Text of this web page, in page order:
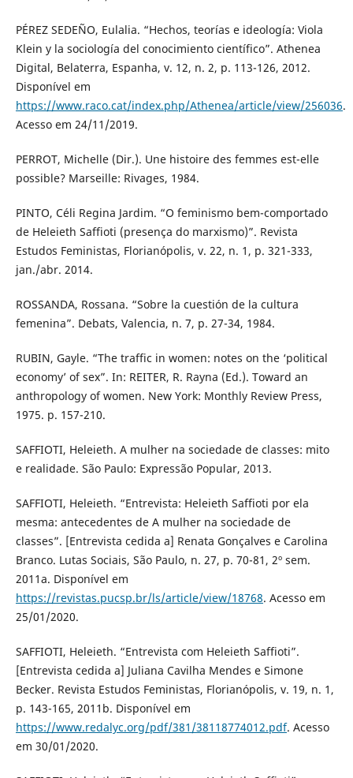
PÉREZ SEDEÑO, Eulalia. “Hechos, teorías e ideología: Viola
Klein y la sociología del conocimiento científico”. Athenea
Digital, Belaterra, Espanha, v. 12, n. 2, p. 113-126, 2012.
Disponível em
https://www.raco.cat/index.php/Athenea/article/view/256036.
Acesso em 24/11/2019.
PERROT, Michelle (Dir.). Une histoire des femmes est-elle
possible? Marseille: Rivages, 1984.
PINTO, Céli Regina Jardim. “O feminismo bem-comportado
de Heleieth Saffioti (presença do marxismo)”. Revista
Estudos Feministas, Florianópolis, v. 22, n. 1, p. 321-333,
jan./abr. 2014.
ROSSANDA, Rossana. “Sobre la cuestión de la cultura
femenina”. Debats, Valencia, n. 7, p. 27-34, 1984.
RUBIN, Gayle. “The traffic in women: notes on the ‘political
economy’ of sex”. In: REITER, R. Rayna (Ed.). Toward an
anthropology of women. New York: Monthly Review Press,
1975. p. 157-210.
SAFFIOTI, Heleieth. A mulher na sociedade de classes: mito
e realidade. São Paulo: Expressão Popular, 2013.
SAFFIOTI, Heleieth. “Entrevista: Heleieth Saffioti por ela
mesma: antecedentes de A mulher na sociedade de
classes”. [Entrevista cedida a] Renata Gonçalves e Carolina
Branco. Lutas Sociais, São Paulo, n. 27, p. 70-81, 2º sem.
2011a. Disponível em
https://revistas.pucsp.br/ls/article/view/18768. Acesso em
25/01/2020.
SAFFIOTI, Heleieth. “Entrevista com Heleieth Saffioti”.
[Entrevista cedida a] Juliana Cavilha Mendes e Simone
Becker. Revista Estudos Feministas, Florianópolis, v. 19, n. 1,
p. 143-165, 2011b. Disponível em
https://www.redalyc.org/pdf/381/38118774012.pdf. Acesso
em 30/01/2020.